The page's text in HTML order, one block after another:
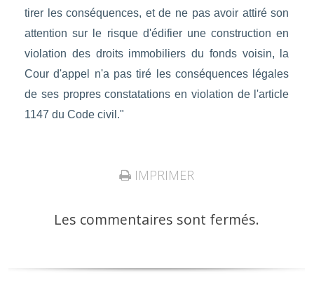
tirer les conséquences, et de ne pas avoir attiré son
attention sur le risque d'édifier une construction en
violation des droits immobiliers du fonds voisin, la
Cour d'appel n'a pas tiré les conséquences légales
de ses propres constatations en violation de l'article
1147 du Code civil."
IMPRIMER
Les commentaires sont fermés.